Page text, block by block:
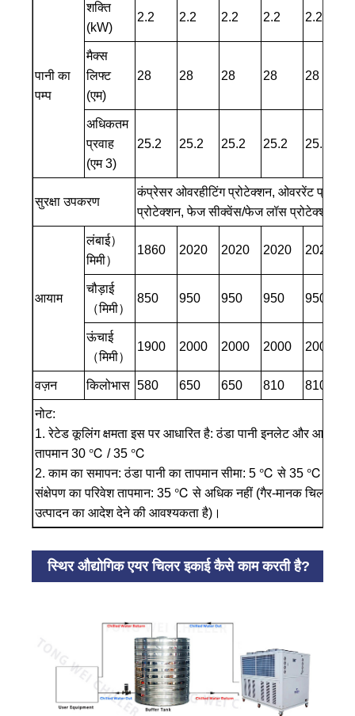
पानी का
पम्प
शक्ति
(kW)
2.2 2.2 2.2 2.2 2.2
मैक्स
लिफ्ट
(एम)
28 28 28 28 28
अधिकतम
प्रवाह
(एम 3)
25.2 25.2 25.2 25.2 25.2
सुरक्षा उपकरण
कंप्रेसर ओवरहीटिंग प्रोटेक्शन, ओवररेंट
प्रोटेक्शन, फेज सीक्वेंस/फेज लॉस प्रोटेक्शन, लो
आयाम
लंबाई）
मिमी）
1860 2020 2020 2020 2020
चौड़ाई
（मिमी）
850 950 950 950 950
ऊंचाई
（मिमी）
1900 2000 2000 2000 2000
वज़न किलोभास 580 650 650 810 810
नोट:
1. रेटेड कूलिंग क्षमता इस पर आधारित है: ठंडा पानी इनलेट और
तापमान 30 ℃ / 35 ℃
2. काम का समापन: ठंडा पानी का तापमान सीमा: 5 ℃ से 35 ℃;
संक्षेपण का परिवेश तापमान: 35 ℃ से अधिक नहीं (गैर-मानक चिलर
उत्पादन का आदेश देने की आवश्यकता है)।
स्थिर औद्योगिक एयर चिलर इकाई कैसे काम करती है?